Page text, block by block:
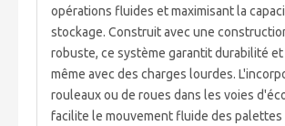
opérations fluides et maximisant la
stockage. Construit avec une
robuste, ce système garantit durabilité
même avec des charges lourdes.
rouleaux ou de roues dans les voies
facilite le mouvement fluide des palettes